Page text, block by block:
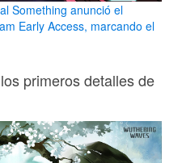
Something anunció el
Early Access, marcando el
primeros detalles de